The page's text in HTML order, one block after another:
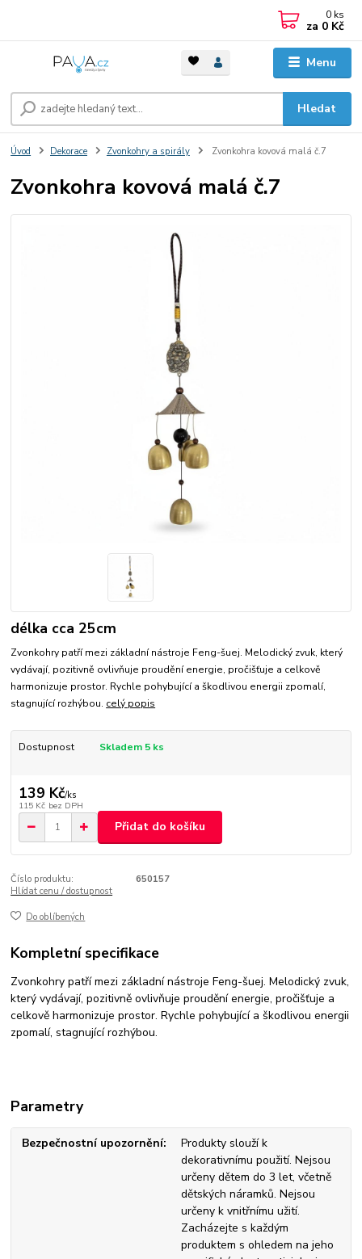
Menu
Hledat
0 ks
za 0 Kč
Úvod Dekorace Zvonkohry a spirály Zvonkohra kovová malá č.7
Zvonkohra kovová malá č.7
délka cca 25cm
Zvonkohry patří mezi základní nástroje Feng-šuej. Melodický zvuk, který
vydávají, pozitivně ovlivňuje proudění energie, pročišťuje a celkově
harmonizuje prostor. Rychle pohybující a škodlivou energii zpomalí,
stagnující rozhýbou. celý popis
Dostupnost Skladem 5 ks
139 Kč/ks
115 Kč bez DPH
Přidat do košíku
Číslo produktu:
650157
Hlídat cenu / dostupnost
Do oblíbených
Kompletní specifikace
Zvonkohry patří mezi základní nástroje Feng-šuej. Melodický zvuk,
který vydávají, pozitivně ovlivňuje proudění energie, pročišťuje a
celkově harmonizuje prostor. Rychle pohybující a škodlivou energii
zpomalí, stagnující rozhýbou.
Parametry
Bezpečnostní upozornění
Produkty slouží k
dekorativnímu použití. Nejsou
určeny dětem do 3 let, včetně
dětských náramků. Nejsou
určeny k vnitřnímu užití.
Zacházejte s každým
produktem s ohledem na jeho